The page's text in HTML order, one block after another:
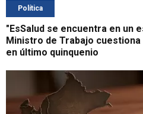
Política
"EsSalud se encuentra en un
Ministro de Trabajo
en último quinquenio